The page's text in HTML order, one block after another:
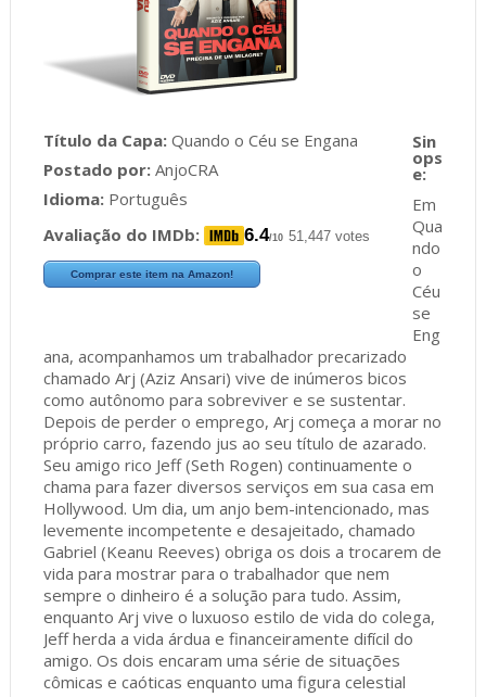
Título da Capa:Quando o Céu se Engana
Postado por:AnjoCRA
Idioma:Português
Avaliação do IMDb:
6.4/10 51,447 votes
Comprar este item na Amazon!
Em
Qua
ndo
o
Céu
se
Eng
ana, acompanhamos um trabalhador precarizado
chamado Arj (Aziz Ansari) vive de inúmeros bicos
como autônomo para sobreviver e se sustentar.
Depois de perder o emprego, Arj começa a morar no
próprio carro, fazendo jus ao seu título de azarado.
Seu amigo rico Jeff (Seth Rogen) continuamente o
chama para fazer diversos serviços em sua casa em
Hollywood. Um dia, um anjo bem-intencionado, mas
levemente incompetente e desajeitado, chamado
Gabriel (Keanu Reeves) obriga os dois a trocarem de
vida para mostrar para o trabalhador que nem
sempre o dinheiro é a solução para tudo. Assim,
enquanto Arj vive o luxuoso estilo de vida do colega,
Jeff herda a vida árdua e financeiramente difícil do
amigo. Os dois encaram uma série de situações
cômicas e caóticas enquanto uma figura celestial